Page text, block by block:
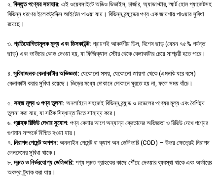
২. বিস্তৃত পণ্যের সমাহার: এই ওয়েবসাইটে অডিও ডিভাইস, চার্জার, অ্যাডাপ্টার, স্মার্ট হোম গ্যাজেটসহ
বিভিন্ন ধরণের ইলেকট্রনিক্স আইটেম পাওয়া যায়। বিভিন্ন ব্র্যান্ডের পণ্য এক জায়গায় পাওয়ার সুবিধা
রয়েছে।
৩. প্রতিযোগিতামূলক মূল্য এবং ডিসকাউন্ট: প্রায়শই আকর্ষণীয় ডিল, বিশেষ ছাড় (যেমন ৭৫% পর্যন্ত
ছাড়) এবং ভাউচার কোড দেওয়া হয়, যা ফিজিক্যাল স্টোর থেকে কেনাকাটার চেয়ে সাশ্রয়ী হতে পারে।
৪. সুবিধাজনক কেনাকাটার অভিজ্ঞতা: যেকোনো সময়, যেকোনো জায়গা থেকে (এমনকি ঘরে বসে)
কেনাকাটা করার সুবিধা রয়েছে। ভিড়ের মধ্যে দোকানে দোকানে ঘুরতে হয় না, ফলে সময় বাঁচে।
৫. সহজ মূল্য ও পণ্য তুলনা: অনলাইনে সহজেই বিভিন্ন ব্র্যান্ড ও মডেলের পণ্যের মূল্য এবং বৈশিষ্ট্য
তুলনা করা যায়, যা সঠিক সিদ্ধান্ত নিতে সাহায্য করে।
৬. গ্রাহক রিভিউ দেখার সুযোগ: পণ্য কেনার আগে অন্যান্য ক্রেতাদের অভিজ্ঞতা ও রিভিউ দেখে পণ্যের
গুণমান সম্পর্কে নিশ্চিত হওয়া যায়।
৭. নিরাপদ পেমেন্ট অপশন: অনলাইন পেমেন্ট বা ক্যাশ অন ডেলিভারি (COD) – উভয় ক্ষেত্রেই নিরাপদ
লেনদেনের সুবিধা থাকে।
৮.দ্রুত ও নির্ভরযোগ্য ডেলিভারি: পণ্য দ্রুত গ্রাহকের কাছে পৌঁছে দেওয়ার ব্যবস্থা থাকে এবং অর্ডারের
অবস্থা ট্র্যাক করা যায়।